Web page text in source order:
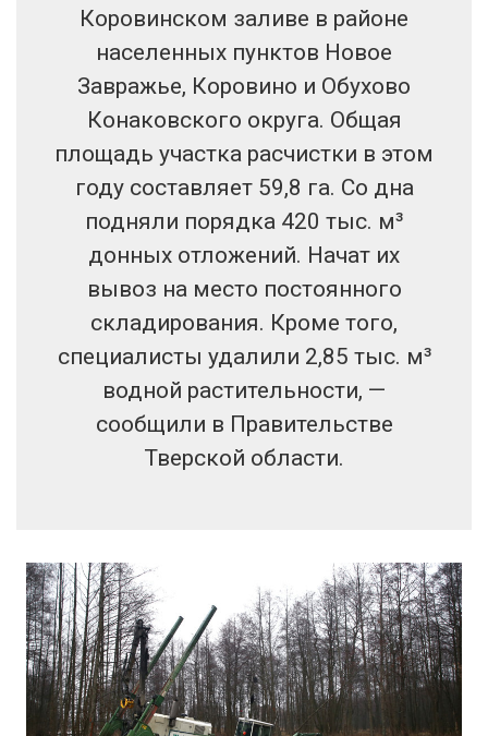
Коровинском заливе в районе
населенных пунктов Новое
Завражье, Коровино и Обухово
Конаковского округа. Общая
площадь участка расчистки в этом
году составляет 59,8 га. Со дна
подняли порядка 420 тыс. м³
донных отложений. Начат их
вывоз на место постоянного
складирования. Кроме того,
специалисты удалили 2,85 тыс. м³
водной растительности, —
сообщили в Правительстве
Тверской области.